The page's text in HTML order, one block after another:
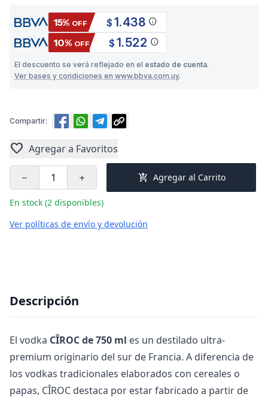
15% OFF $ 1.438 info
10% OFF $ 1.522 info
El descuento se verá reflejado en el estado de cuenta.
Ver bases y condiciones en www.bbva.com.uy.
Compartir:
favorite Agregar a Favoritos
remove add add_shopping_cart Agregar al Carrito
En stock (2 disponibles)
Ver políticas de envío y devolución
Descripción
El vodka CÎROC de 750 ml es un destilado ultra-
premium originario del sur de Francia. A diferencia de
los vodkas tradicionales elaborados con cereales o
papas, CÎROC destaca por estar fabricado a partir de